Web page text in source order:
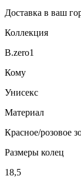
Доставка в ваш
Коллекция
B.zero1
Кому
Унисекс
Материал
Красное/розовое
Размеры колец
18,5